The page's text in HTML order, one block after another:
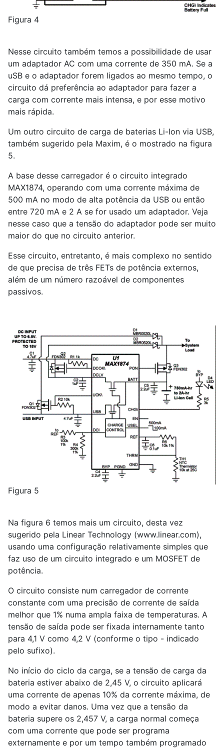
Figura 4
Nesse circuito também temos a possibilidade de usar
um adaptador AC com uma corrente de 350 mA. Se a
uSB e o adaptador forem ligados ao mesmo tempo, o
circuito dá preferência ao adaptador para fazer a
carga com corrente mais intensa, e por esse motivo
mais rápida.
Um outro circuito de carga de baterias Li-Ion via USB,
também sugerido pela Maxim, é o mostrado na figura
5.
A base desse carregador é o circuito integrado
MAX1874, operando com uma corrente máxima de
500 mA no modo de alta potência da USB ou então
entre 720 mA e 2 A se for usado um adaptador. Veja
nesse caso que a tensão do adaptador pode ser muito
maior do que no circuito anterior.
Esse circuito, entretanto, é mais complexo no sentido
de que precisa de três FETs de potência externos,
além de um número razoável de componentes
passivos.
Figura 5
Na figura 6 temos mais um circuito, desta vez
sugerido pela Linear Technology (www.linear.com),
usando uma configuração relativamente simples que
faz uso de um circuito integrado e um MOSFET de
potência.
O circuito consiste num carregador de corrente
constante com uma precisão de corrente de saída
melhor que 1% numa ampla faixa de temperaturas. A
tensão de saída pode ser fixada internamente tanto
para 4,1 V como 4,2 V (conforme o tipo - indicado
pelo sufixo).
No início do ciclo da carga, se a tensão de carga da
bateria estiver abaixo de 2,45 V, o circuito aplicará
uma corrente de apenas 10% da corrente máxima, de
modo a evitar danos. Uma vez que a tensão da
bateria supere os 2,457 V, a carga normal começa
com uma corrente que pode ser programa
externamente e por um tempo também programado